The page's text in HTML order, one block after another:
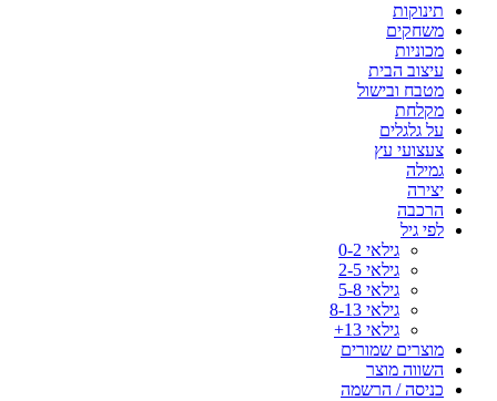
תינוקות
משחקים
מכוניות
עיצוב הבית
מטבח ובישול
מקלחת
על גלגלים
צעצועי עץ
גמילה
יצירה
הרכבה
לפי גיל
גילאי 0-2
גילאי 2-5
גילאי 5-8
גילאי 8-13
גילאי 13+
מוצרים שמורים
השווה מוצר
כניסה / הרשמה